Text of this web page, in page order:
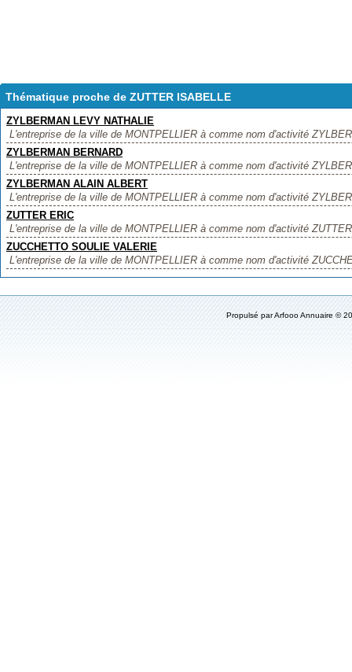
Thématique proche de ZUTTER ISABELLE
ZYLBERMAN LEVY NATHALIE
L'entreprise de la ville de MONTPELLIER à comme nom d'activité
ZYLBERMAN BERNARD
L'entreprise de la ville de MONTPELLIER à comme nom d'activité
ZYLBERMAN ALAIN ALBERT
L'entreprise de la ville de MONTPELLIER à comme nom d'activité
ZUTTER ERIC
L'entreprise de la ville de MONTPELLIER à comme nom d'activité
ZUCCHETTO SOULIE VALERIE
L'entreprise de la ville de MONTPELLIER à comme nom d'activité
Propulsé parArfooo Annuaire ©